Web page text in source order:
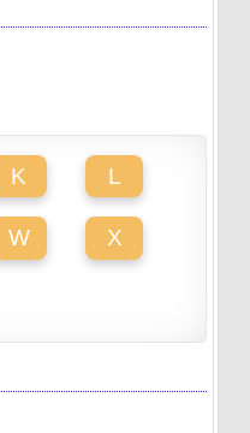
K L
W X